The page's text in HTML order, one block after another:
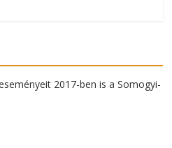
2017-ben is a Somogyi-